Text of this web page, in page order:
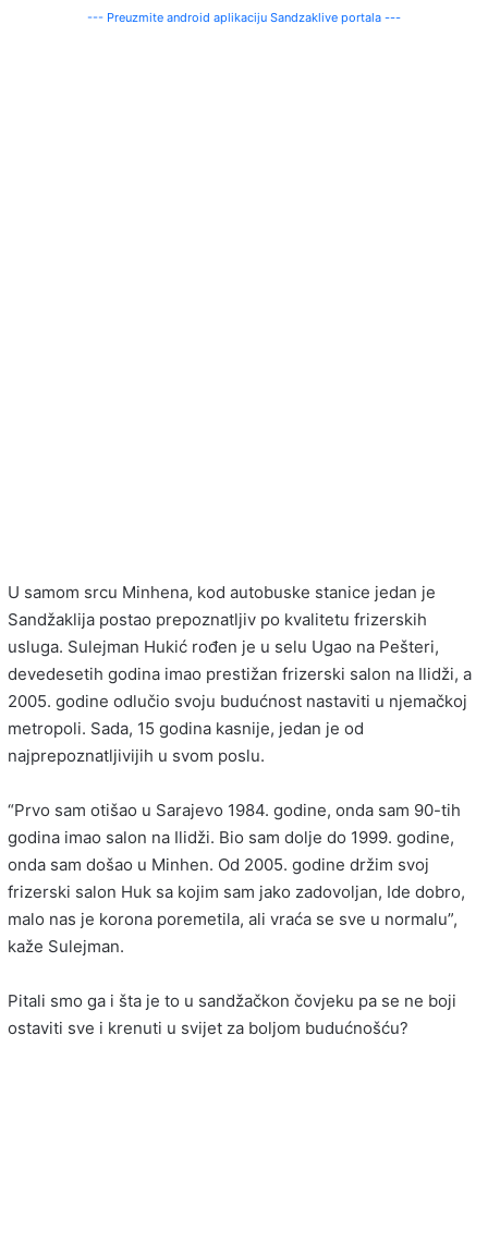
--- Preuzmite android aplikaciju Sandzaklive portala ---
U samom srcu Minhena, kod autobuske stanice jedan je
Sandžaklija postao prepoznatljiv po kvalitetu frizerskih
usluga. Sulejman Hukić rođen je u selu Ugao na Pešteri,
devedesetih godina imao prestižan frizerski salon na Ilidži, a
2005. godine odlučio svoju budućnost nastaviti u njemačkoj
metropoli. Sada, 15 godina kasnije, jedan je od
najprepoznatljivijih u svom poslu.
“Prvo sam otišao u Sarajevo 1984. godine, onda sam 90-tih
godina imao salon na Ilidži. Bio sam dolje do 1999. godine,
onda sam došao u Minhen. Od 2005. godine držim svoj
frizerski salon Huk sa kojim sam jako zadovoljan, Ide dobro,
malo nas je korona poremetila, ali vraća se sve u normalu”,
kaže Sulejman.
Pitali smo ga i šta je to u sandžačkon čovjeku pa se ne boji
ostaviti sve i krenuti u svijet za boljom budućnošću?